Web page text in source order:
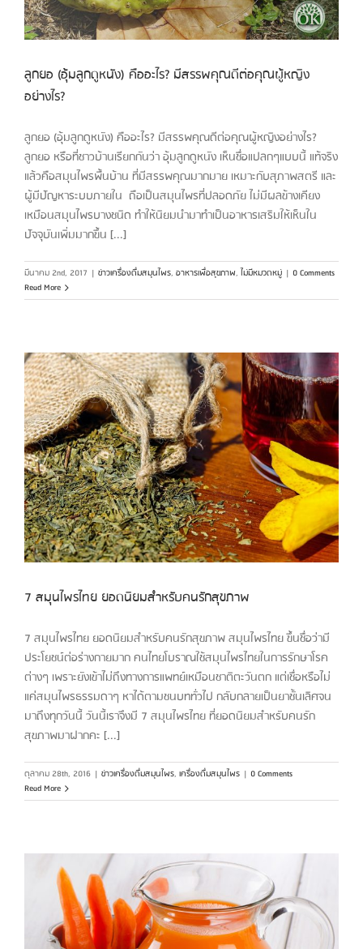
ลูกยอ (อุ้มลูกดูหนัง) คืออะไร? มีสรรพคุณดีต่อคุณผู้หญิง
อย่างไร?
ลูกยอ (อุ้มลูกดูหนัง) คืออะไร? มีสรรพคุณดีต่อคุณผู้หญิงอย่างไร?
ลูกยอ หรือที่ชาวบ้านเรียกกันว่า อุ้มลูกดูหนัง เห็นชื่อแปลกๆแบบนี้ แท้จริง
แล้วคือสมุนไพรพื้นบ้าน ที่มีสรรพคุณมากมาย เหมาะกับสุภาพสตรี และ
ผู้มีปัญหาระบบภายใน ถือเป็นสมุนไพรที่ปลอดภัย ไม่มีผลข้างเคียง
เหมือนสมุนไพรบางชนิด ทำให้นิยมนำมาทำเป็นอาหารเสริมให้เห็นใน
ปัจจุบันเพิ่มมากขึ้น [...]
มีนาคม 2nd, 2017 | ข่าวเครื่องดื่มสมุนไพร, อาหารเพื่อสุขภาพ, ไม่มีหมวดหมู่ | 0 Comments
Read More
7 สมุนไพรไทย ยอดนิยมสำหรับคนรักสุขภาพ
7 สมุนไพรไทย ยอดนิยมสำหรับคนรักสุขภาพ สมุนไพรไทย ขึ้นชื่อว่ามี
ประโยชน์ต่อร่างกายมาก คนไทยโบราณใช้สมุนไพรไทยในการรักษาโรค
ต่างๆ เพราะยังเข้าไม่ถึงทางการแพทย์เหมือนชาติตะวันตก แต่เชื่อหรือไม่
แค่สมุนไพรธรรมดาๆ หาได้ตามชนบททั่วไป กลับกลายเป็นยาชั้นเลิศจน
มาถึงทุกวันนี้ วันนี้เราจึงมี 7 สมุนไพรไทย ที่ยอดนิยมสำหรับคนรัก
สุขภาพมาฝากคะ [...]
ตุลาคม 28th, 2016 | ข่าวเครื่องดื่มสมุนไพร, เครื่องดื่มสมุนไพร | 0 Comments
Read More